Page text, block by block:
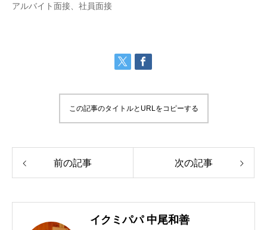
アルバイト面接、社員面接
この記事のタイトルとURLをコピーする
前の記事 次の記事
イクミパパ 中尾和善